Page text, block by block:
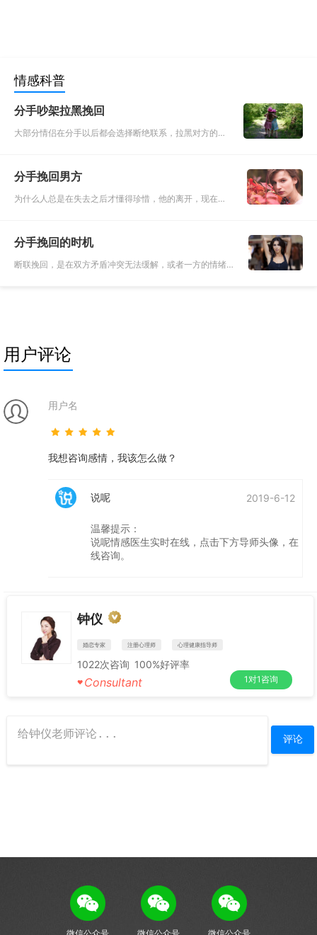
情感科普
分手吵架拉黑挽回
大部分情侣在分手以后都会选择断绝联系，拉黑对方的联
细想想，曾经两个人
分手挽回男方
为什么人总是在失去之后才懂得珍惜，他的离开，现在想
是什么样子。当然你
分手挽回的时机
断联挽回，是在双方矛盾冲突无法缓解，或者一方的情绪
用户评论
用户名
我想咨询感情，我该怎么做？
说呢 2019-6-12
温馨提示：
说呢情感医生实时在线，点击下方导师头像，在
线咨询。
钟仪
婚恋专家 注册心理师 心理健康指导师
1022次咨询 100%好评率
♥ Consultant 1对1咨询